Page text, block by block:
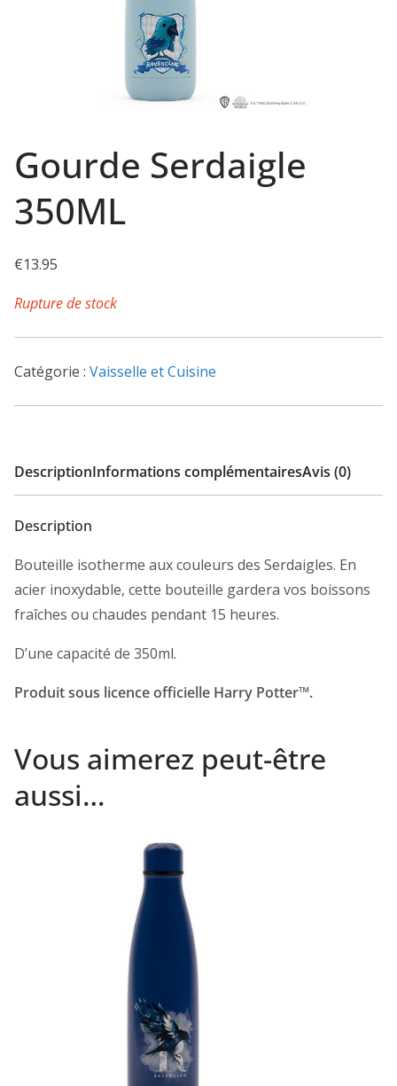
Gourde Serdaigle
350ML
€13.95
Rupture de stock
Catégorie : Vaisselle et Cuisine
DescriptionInformations complémentairesAvis (0)
Description
Bouteille isotherme aux couleurs des Serdaigles. En
acier inoxydable, cette bouteille gardera vos boissons
fraîches ou chaudes pendant 15 heures.
D’une capacité de 350ml.
Produit sous licence officielle Harry Potter™.
Vous aimerez peut-être
aussi…